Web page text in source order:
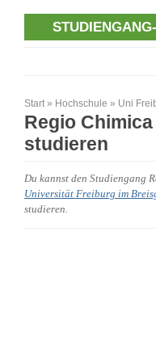
Start » Hochschule » Uni
Regio
studieren
Du kannst den Studiengang
Universität Freiburg im
studieren.